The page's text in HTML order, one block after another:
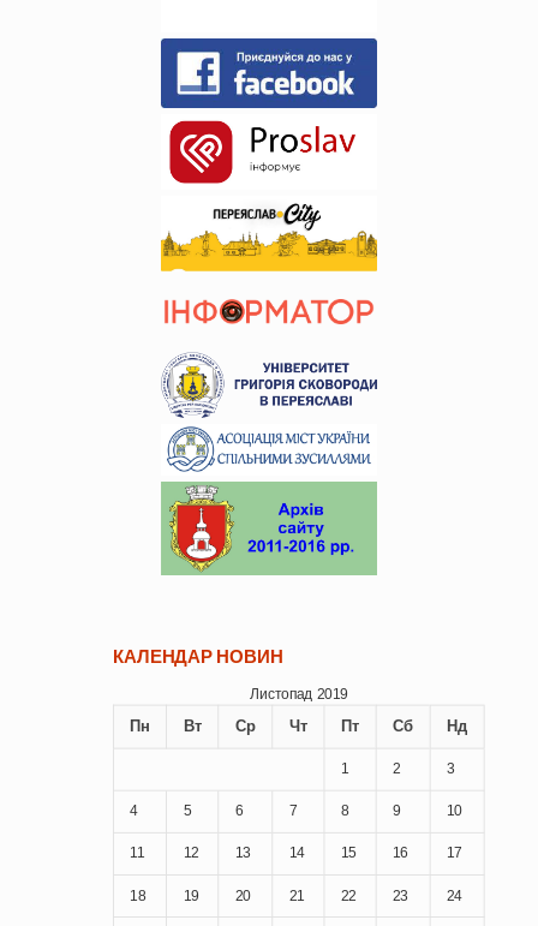
КАЛЕНДАР НОВИН
Листопад 2019
Пн Вт Ср Чт Пт Сб Нд
1 2 3
4 5 6 7 8 9 10
11 12 13 14 15 16 17
18 19 20 21 22 23 24